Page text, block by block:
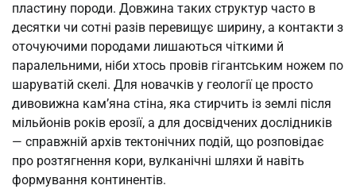
пластину породи. Довжина таких структур часто в
десятки чи сотні разів перевищує ширину, а контакти з
оточуючими породами лишаються чіткими й
паралельними, ніби хтось провів гігантським ножем по
шаруватій скелі. Для новачків у геології це просто
дивовижна кам’яна стіна, яка стирчить із землі після
мільйонів років ерозії, а для досвідчених дослідників
— справжній архів тектонічних подій, що розповідає
про розтягнення кори, вулканічні шляхи й навіть
формування континентів.